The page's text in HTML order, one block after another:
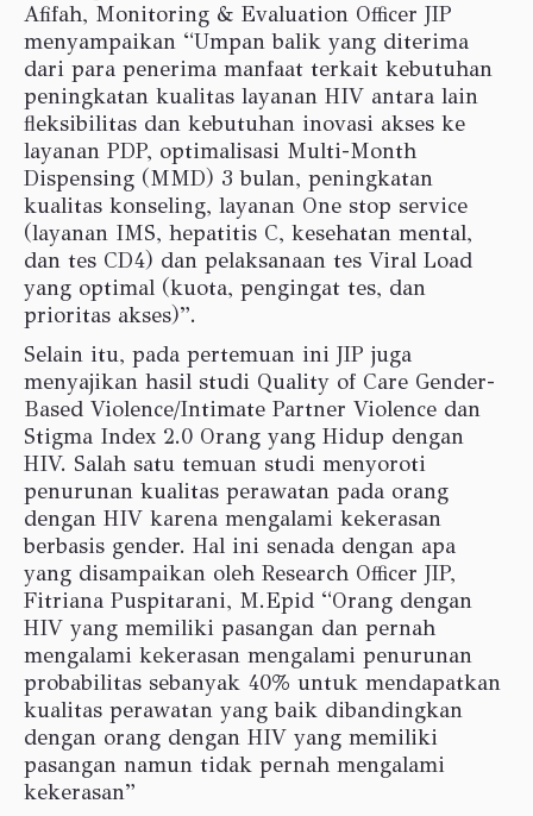
Afifah, Monitoring & Evaluation Officer JIP
menyampaikan “Umpan balik yang diterima
dari para penerima manfaat terkait kebutuhan
peningkatan kualitas layanan HIV antara lain
fleksibilitas dan kebutuhan inovasi akses ke
layanan PDP, optimalisasi Multi-Month
Dispensing (MMD) 3 bulan, peningkatan
kualitas konseling, layanan One stop service
(layanan IMS, hepatitis C, kesehatan mental,
dan tes CD4) dan pelaksanaan tes Viral Load
yang optimal (kuota, pengingat tes, dan
prioritas akses)”.
Selain itu, pada pertemuan ini JIP juga
menyajikan hasil studi Quality of Care Gender-
Based Violence/Intimate Partner Violence dan
Stigma Index 2.0 Orang yang Hidup dengan
HIV. Salah satu temuan studi menyoroti
penurunan kualitas perawatan pada orang
dengan HIV karena mengalami kekerasan
berbasis gender. Hal ini senada dengan apa
yang disampaikan oleh Research Officer JIP,
Fitriana Puspitarani, M.Epid “Orang dengan
HIV yang memiliki pasangan dan pernah
mengalami kekerasan mengalami penurunan
probabilitas sebanyak 40% untuk mendapatkan
kualitas perawatan yang baik dibandingkan
dengan orang dengan HIV yang memiliki
pasangan namun tidak pernah mengalami
kekerasan”